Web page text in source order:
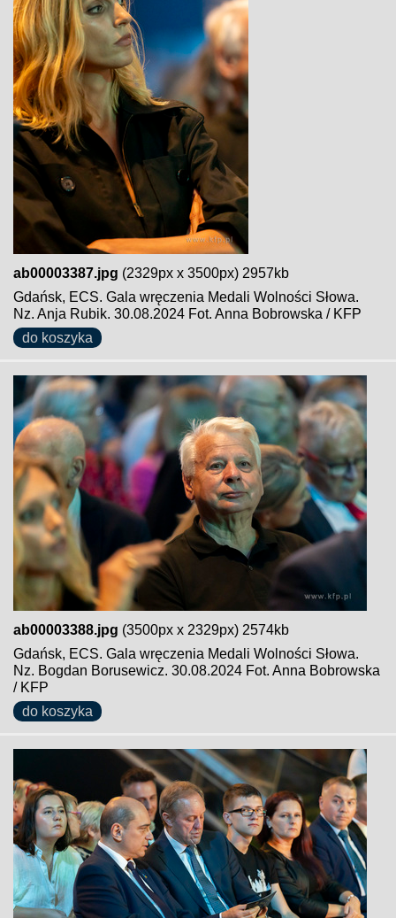
ab00003387.jpg (2329px x 3500px) 2957kb
Gdańsk, ECS. Gala wręczenia Medali Wolności Słowa.
Nz. Anja Rubik. 30.08.2024 Fot. Anna Bobrowska / KFP
do koszyka
ab00003388.jpg (3500px x 2329px) 2574kb
Gdańsk, ECS. Gala wręczenia Medali Wolności Słowa.
Nz. Bogdan Borusewicz. 30.08.2024 Fot. Anna Bobrowska
/ KFP
do koszyka